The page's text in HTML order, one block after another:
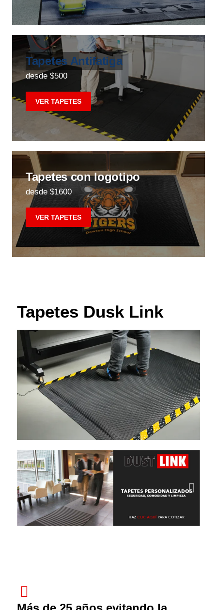
Tapetes Antifatiga
desde $500
VER TAPETES
Tapetes con logotipo
desde $1600
VER TAPETES
Tapetes Dusk Link